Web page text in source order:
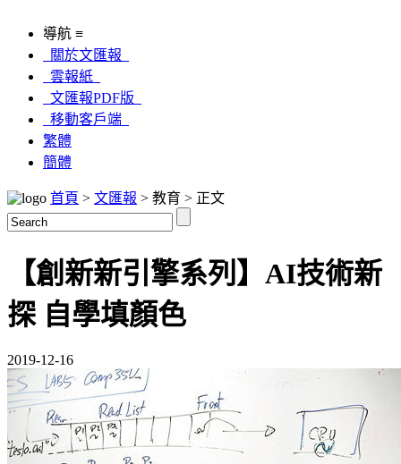
導航 ≡
關於文匯報
雲報紙
文匯報PDF版
移動客戶端
繁體
簡體
首頁 > 文匯報 > 教育 > 正文
【創新新引擎系列】AI技術新
探 自學填顏色
2019-12-16